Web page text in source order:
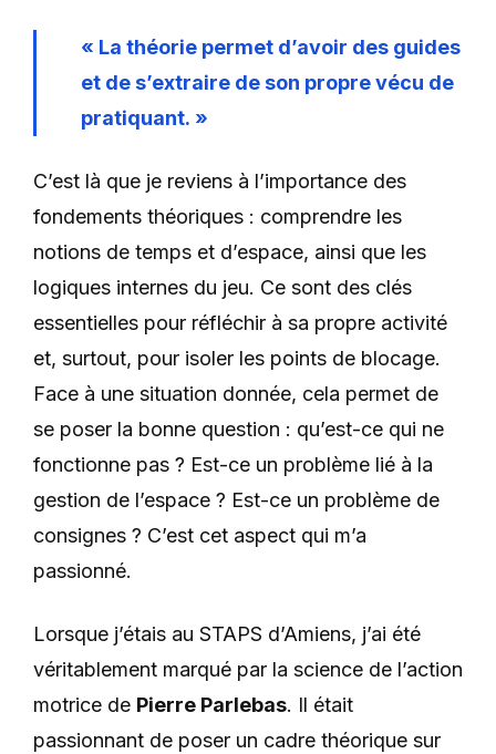
« La théorie permet d’avoir des guides
et de s’extraire de son propre vécu de
pratiquant. »
C’est là que je reviens à l’importance des
fondements théoriques : comprendre les
notions de temps et d’espace, ainsi que les
logiques internes du jeu. Ce sont des clés
essentielles pour réfléchir à sa propre activité
et, surtout, pour isoler les points de blocage.
Face à une situation donnée, cela permet de
se poser la bonne question : qu’est-ce qui ne
fonctionne pas ? Est-ce un problème lié à la
gestion de l’espace ? Est-ce un problème de
consignes ? C’est cet aspect qui m’a
passionné.
Lorsque j’étais au STAPS d’Amiens, j’ai été
véritablement marqué par la science de l’action
motrice de Pierre Parlebas. Il était
passionnant de poser un cadre théorique sur